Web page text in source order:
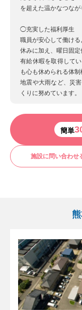
を超えた温かなつなが
◯充実した福利厚生
職員が安心して働け
休みに加え、曜日固
有給休暇を取得して
も心も休められる体制
地震や大雨など、災
くりに努めています。
簡単
施設に問い合わせ